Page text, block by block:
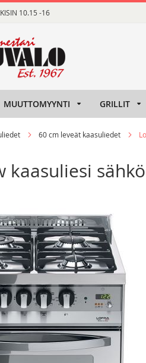
10.15 -16
MUUTTOMYYNTI GRILLIT
60 cm leveät kaasuliedet
kaasuliesi